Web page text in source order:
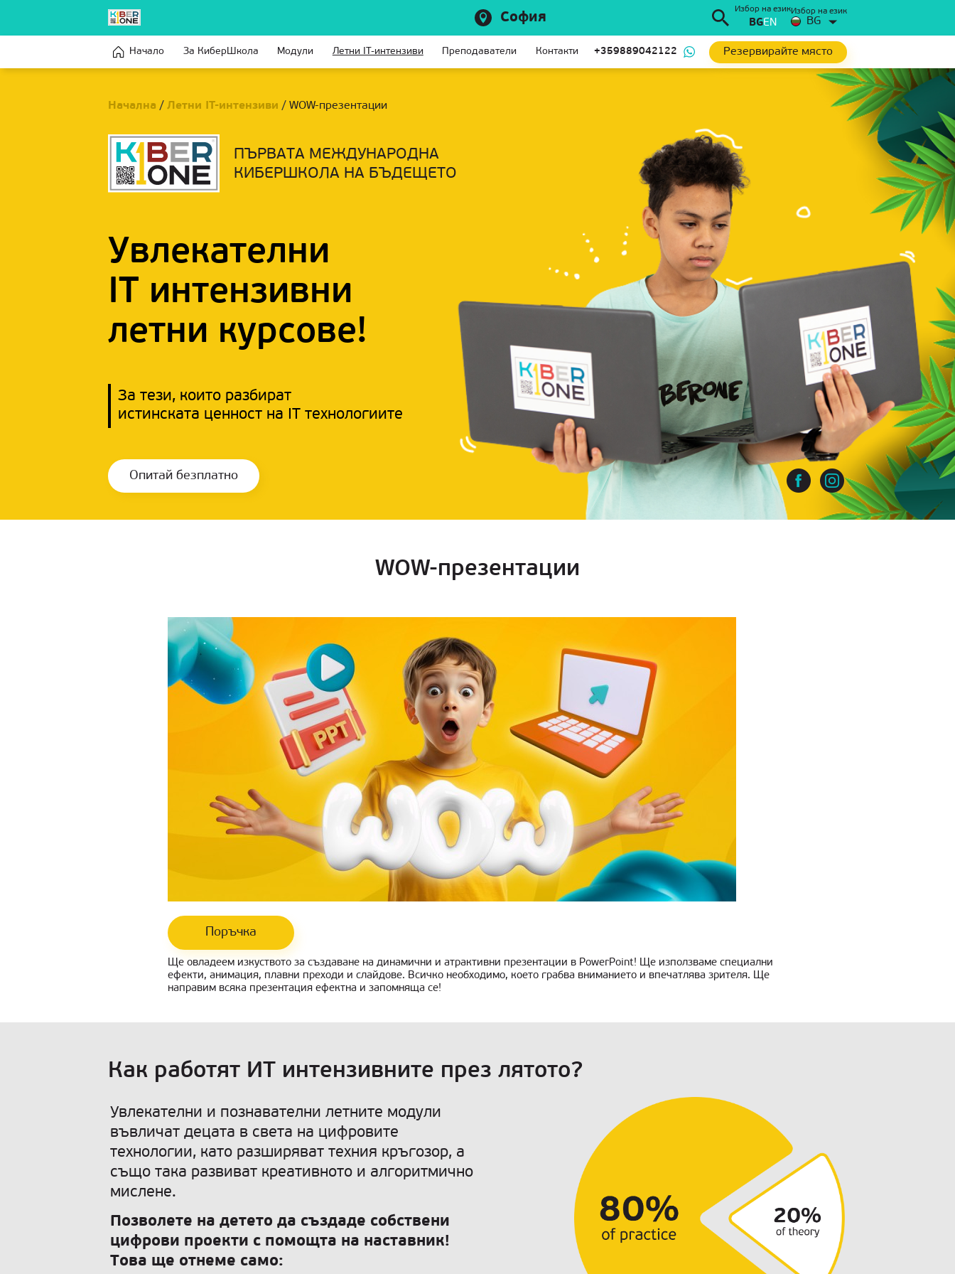
София
Избор на език
BGEN
Избор на език
BG
Начало За КиберШкола Модули Летни IT-интензиви Преподаватели Контакти +359889042122 Резервирайте място
Начална / Летни IT-интензиви / WOW-презентации
ПЪРВАТА МЕЖДУНАРОДНА
КИБЕРШКОЛА НА БЪДЕЩЕТО
Увлекателни
IT интензивни
летни курсове!
За тези, които разбират
истинската ценност на IT технологиите
Опитай безплатно
WOW-презентации
Поръчка
Ще овладеем изкуството за създаване на динамични и атрактивни презентации в PowerPoint! Ще използваме специални
ефекти, анимация, плавни преходи и слайдове. Всичко необходимо, което грабва вниманието и впечатлява зрителя. Ще
направим всяка презентация ефектна и запомняща се!
Как работят ИТ интензивните през лятото?
Увлекателни и познавателни летните модули
въвличат децата в света на цифровите
технологии, като разширяват техния кръгозор, а
също така развиват креативното и алгоритмично
мислене.
Позволете на детето да създаде собствени
цифрови проекти с помощта на наставник!
Това ще отнеме само: